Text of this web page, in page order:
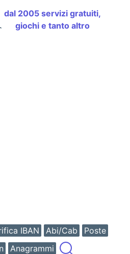
dal 2005 servizi gratuiti,
giochi e tanto altro
IBAN Abi/Cab
Poste
Anagrammi